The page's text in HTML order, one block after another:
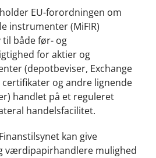
EU-forordningen om
instrumenter (MiFIR)
både før- og
for aktier og
(depotbeviser, Exchange
certifikater og andre lignende
handlet på et reguleret
handelsfacilitet.
kan give
værdipapirhandlere mulighed